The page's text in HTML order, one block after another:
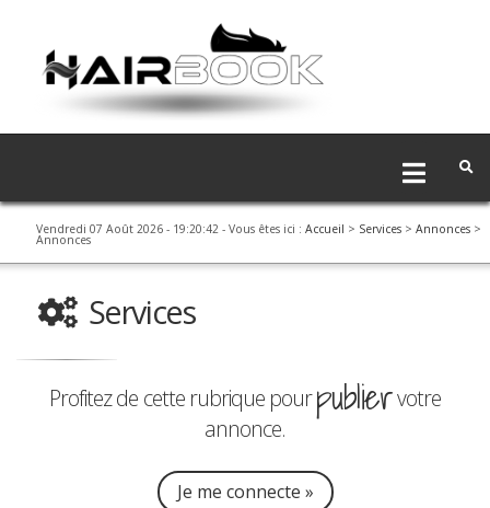
Vendredi 07 Août 2026 - 19:20:42 - Vous êtes ici : Accueil > Services > Annonces >
Annonces
Services
Profitez de cette rubrique pourpubliervotre
annonce.
Je me connecte »